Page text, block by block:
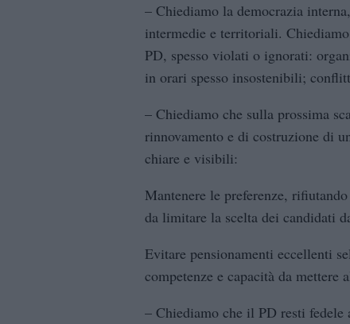
– Chiediamo la democrazia
intermedie e territoriali.
PD, spesso violati o ignorati:
in orari spesso insostenibili;
– Chiediamo che sulla prossima
rinnovamento e di costruzione di
chiare e visibili:
Mantenere le preferenze,
da limitare la scelta dei candidati
Evitare pensionamenti eccellenti
competenze e capacità da mettere
– Chiediamo che il PD resti